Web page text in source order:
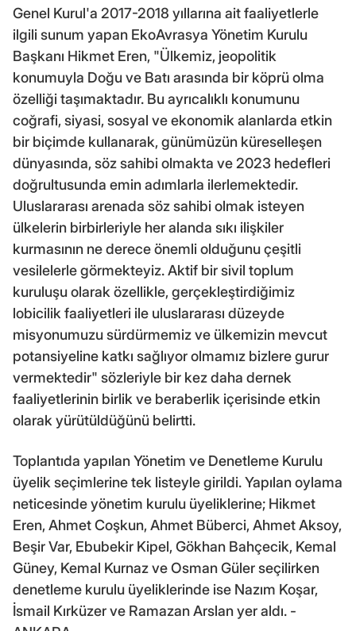
Genel Kurul'a 2017-2018 yıllarına ait faaliyetlerle
ilgili sunum yapan EkoAvrasya Yönetim Kurulu
Başkanı Hikmet Eren, "Ülkemiz, jeopolitik
konumuyla Doğu ve Batı arasında bir köprü olma
özelliği taşımaktadır. Bu ayrıcalıklı konumunu
coğrafi, siyasi, sosyal ve ekonomik alanlarda etkin
bir biçimde kullanarak, günümüzün küreselleşen
dünyasında, söz sahibi olmakta ve 2023 hedefleri
doğrultusunda emin adımlarla ilerlemektedir.
Uluslararası arenada söz sahibi olmak isteyen
ülkelerin birbirleriyle her alanda sıkı ilişkiler
kurmasının ne derece önemli olduğunu çeşitli
vesilelerle görmekteyiz. Aktif bir sivil toplum
kuruluşu olarak özellikle, gerçekleştirdiğimiz
lobicilik faaliyetleri ile uluslararası düzeyde
misyonumuzu sürdürmemiz ve ülkemizin mevcut
potansiyeline katkı sağlıyor olmamız bizlere gurur
vermektedir" sözleriyle bir kez daha dernek
faaliyetlerinin birlik ve beraberlik içerisinde etkin
olarak yürütüldüğünü belirtti.
Toplantıda yapılan Yönetim ve Denetleme Kurulu
üyelik seçimlerine tek listeyle girildi. Yapılan oylama
neticesinde yönetim kurulu üyeliklerine; Hikmet
Eren, Ahmet Coşkun, Ahmet Büberci, Ahmet Aksoy,
Beşir Var, Ebubekir Kipel, Gökhan Bahçecik, Kemal
Güney, Kemal Kurnaz ve Osman Güler seçilirken
denetleme kurulu üyeliklerinde ise Nazım Koşar,
İsmail Kırküzer ve Ramazan Arslan yer aldı. -